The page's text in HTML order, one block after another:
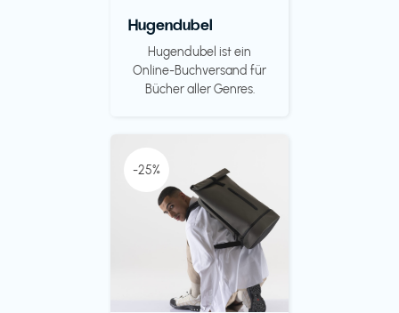
Hugendubel
Hugendubel ist ein
Online-Buchversand für
Bücher aller Genres.
-25%